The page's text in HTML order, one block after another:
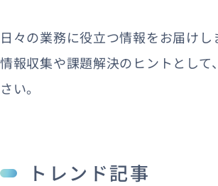
日々の業務に役立つ情報をお届けし
情報収集や課題解決のヒントとして
さい。
トレンド記事